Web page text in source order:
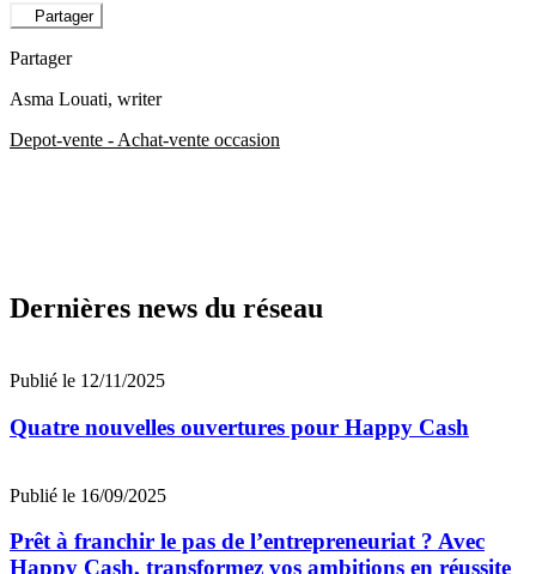
Partager
Partager
Asma Louati, writer
Depot-vente - Achat-vente occasion
Dernières news du réseau
Publié le 12/11/2025
Quatre nouvelles ouvertures pour Happy Cash
Publié le 16/09/2025
Prêt à franchir le pas de l’entrepreneuriat ? Avec
Happy Cash, transformez vos ambitions en réussite